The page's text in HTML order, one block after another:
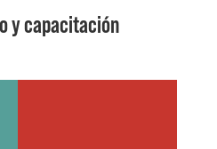
y capacitación